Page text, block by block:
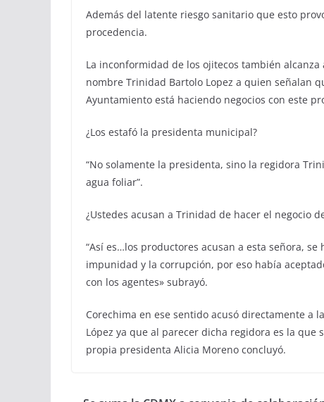
Además del latente riesgo sanitario que esto
procedencia.
La inconformidad de los ojitecos también
nombre Trinidad Bartolo Lopez a quien señalan
Ayuntamiento está haciendo negocios con este
¿Los estafó la presidenta municipal?
“No solamente la presidenta, sino la regidora
agua foliar”.
¿Ustedes acusan a Trinidad de hacer el negocio
“Así es…los productores acusan a esta señora,
impunidad y la corrupción, por eso había
con los agentes» subrayó.
Corechima en ese sentido acusó directamente a
López ya que al parecer dicha regidora es la
propia presidenta Alicia Moreno concluyó.